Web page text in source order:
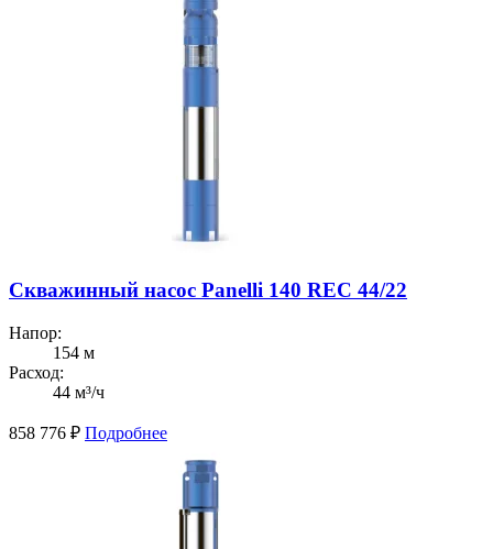
Скважинный насос Panelli 140 REC 44/22
Напор:
154 м
Расход:
44 м³/ч
858 776 ₽ Подробнее